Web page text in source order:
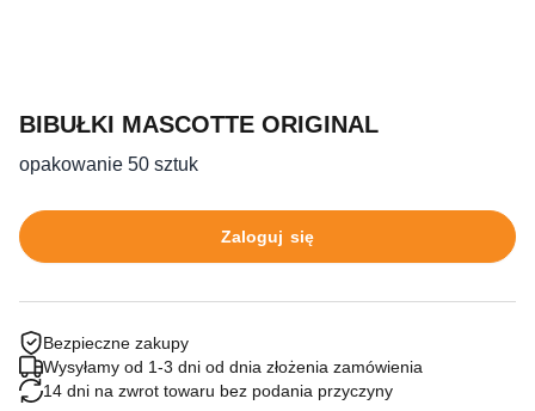
BIBUŁKI MASCOTTE ORIGINAL
opakowanie 50 sztuk
Zaloguj się
Bezpieczne zakupy
Wysyłamy od 1-3 dni od dnia złożenia zamówienia
14 dni na zwrot towaru bez podania przyczyny